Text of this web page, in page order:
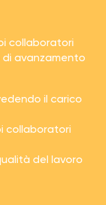
collaboratori
avanzamento
il carico
collaboratori
del lavoro